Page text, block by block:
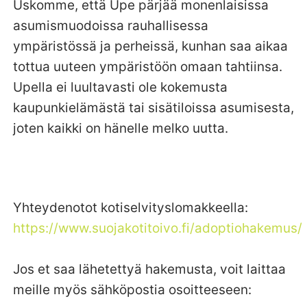
Uskomme, että Upe pärjää monenlaisissa
asumismuodoissa rauhallisessa
ympäristössä ja perheissä, kunhan saa aikaa
tottua uuteen ympäristöön omaan tahtiinsa.
Upella ei luultavasti ole kokemusta
kaupunkielämästä tai sisätiloissa asumisesta,
joten kaikki on hänelle melko uutta.
Yhteydenotot kotiselvityslomakkeella:
https://www.suojakotitoivo.fi/adoptiohakemus/
Jos et saa lähetettyä hakemusta, voit laittaa
meille myös sähköpostia osoitteeseen: